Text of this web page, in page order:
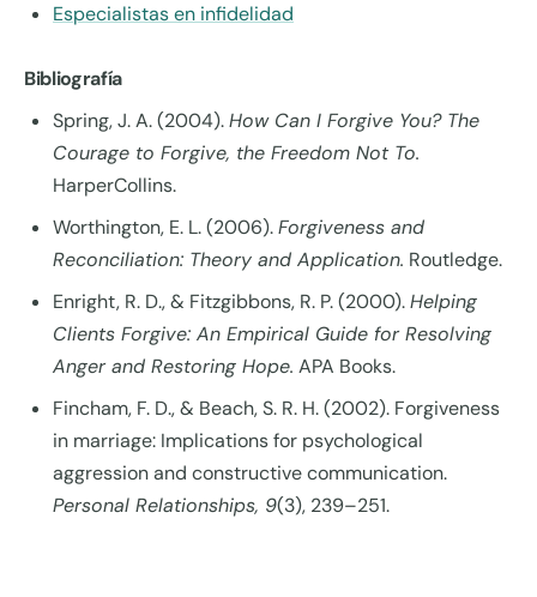
Especialistas en infidelidad
Bibliografía
Spring, J. A. (2004).How Can I Forgive You? The
Courage to Forgive, the Freedom Not To.
HarperCollins.
Worthington, E. L. (2006).Forgiveness and
Reconciliation: Theory and Application. Routledge.
Enright, R. D., & Fitzgibbons, R. P. (2000).Helping
Clients Forgive: An Empirical Guide for Resolving
Anger and Restoring Hope. APA Books.
Fincham, F. D., & Beach, S. R. H. (2002). Forgiveness
in marriage: Implications for psychological
aggression and constructive communication.
Personal Relationships, 9(3), 239–251.